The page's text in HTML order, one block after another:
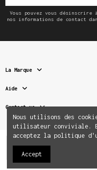
Vous pouvez vous désinscrire
nos informations de contact
La Marque
Aide
Contact us
Nous utilisons des
utilisateur conviviale.
acceptez la politique
Accept